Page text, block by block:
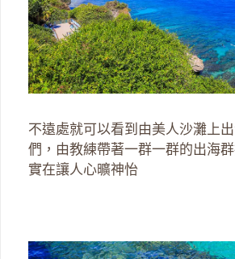
不遠處就可以看到由美人沙灘上
們，由教練帶著一群一群的出海
實在讓人心曠神怡